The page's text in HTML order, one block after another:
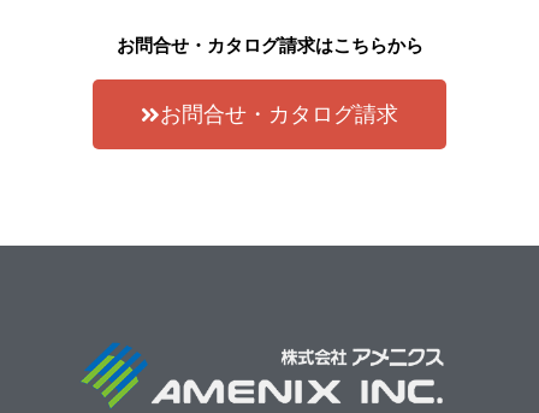
お問合せ・カタログ請求はこちらから
お問合せ・カタログ請求